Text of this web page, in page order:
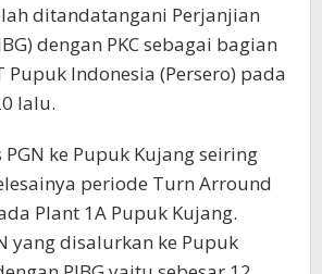
ditandatangani Perjanjian
dengan PKC sebagai bagian
Indonesia (Persero) pada
lalu.
ke Pupuk Kujang seiring
periode Turn Arround
Plant 1A Pupuk Kujang.
yang disalurkan ke Pupuk